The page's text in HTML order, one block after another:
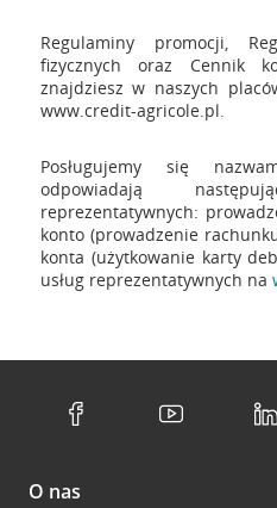
Regulaminy promocji,
fizycznych oraz Cennik
znajdziesz w naszych
www.credit-agricole.pl.
Posługujemy się
odpowiadają
reprezentatywnych:
konto (prowadzenie
konta (użytkowanie karty
usług reprezentatywnych na
O nas